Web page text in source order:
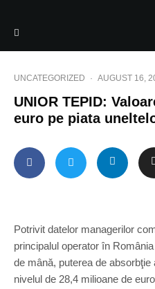
UNCATEGORIZED · AUGUST 16,
UNIOR TEPID:
euro pe piata
Potrivit datelor managerilor
principalul operator în
de mână, puterea de
nivelul de 28,4 milioane de